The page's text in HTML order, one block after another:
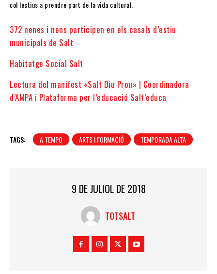
col·lectius a prendre part de la vida cultural.
372 nenes i nens participen en els casals d’estiu
municipals de Salt
Habitatge Social Salt
Lectura del manifest «Salt Diu Prou» | Coordinadora
d’AMPA i Plataforma per l’educació Salt’educa
TAGS: A TEMPO ARTS I FORMACIÓ TEMPORADA ALTA
9 DE JULIOL DE 2018
TOTSALT